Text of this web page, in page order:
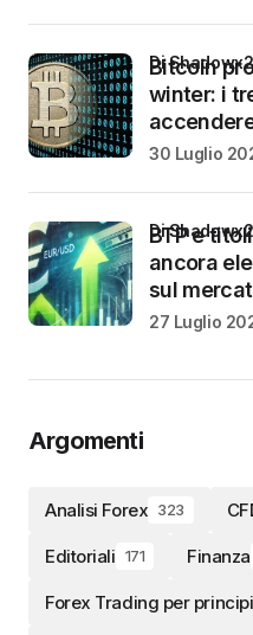
Bitcoin
winter: i
di
30 Luglio
BTP e
ancora
sul
di
27 Luglio
Argomenti
Analisi Forex 323
Editoriali 171 Finanza
Forex Trading per